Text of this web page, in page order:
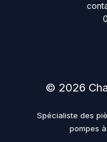
© 2026
Spécialiste des
pompes